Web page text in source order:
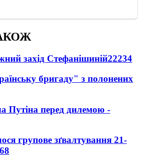
захід Стефанішиній22234
бригаду" з полонених
Путіна перед дилемою -
групове зґвалтування 21-